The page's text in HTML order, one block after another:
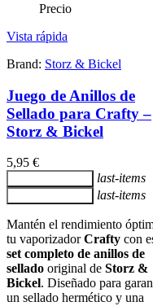
Precio
Vista rápida
Brand: Storz & Bickel
Juego de Anillos de
Sellado para Crafty –
Storz & Bickel
5,95 €
last-items
last-items
Mantén el rendimiento
tu vaporizadorCrafty con
set completo de anillos de
sellado original de Storz &
Bickel. Diseñado para
un sellado hermético y una